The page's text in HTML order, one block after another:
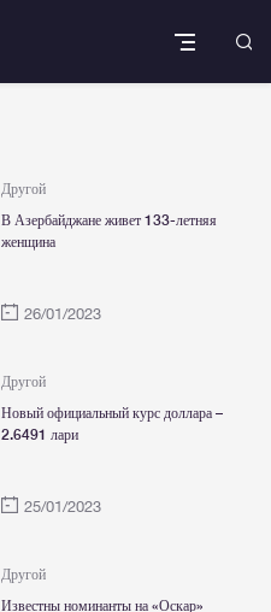
Другой
В Азербайджане живет 133-летняя
женщина
26/01/2023
Другой
Новый официальный курс доллара –
2.6491 лари
25/01/2023
Другой
Известны номинанты на «Оскар»